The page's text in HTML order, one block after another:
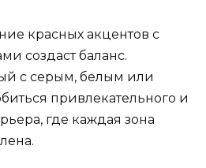
красных акцентов с
создаст баланс.
с серым, белым или
привлекательного и
где каждая зона